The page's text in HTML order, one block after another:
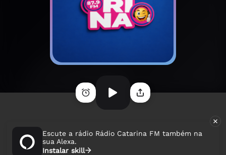
Escute a rádio Rádio Catarina FM também na
sua Alexa.
Instalar skill